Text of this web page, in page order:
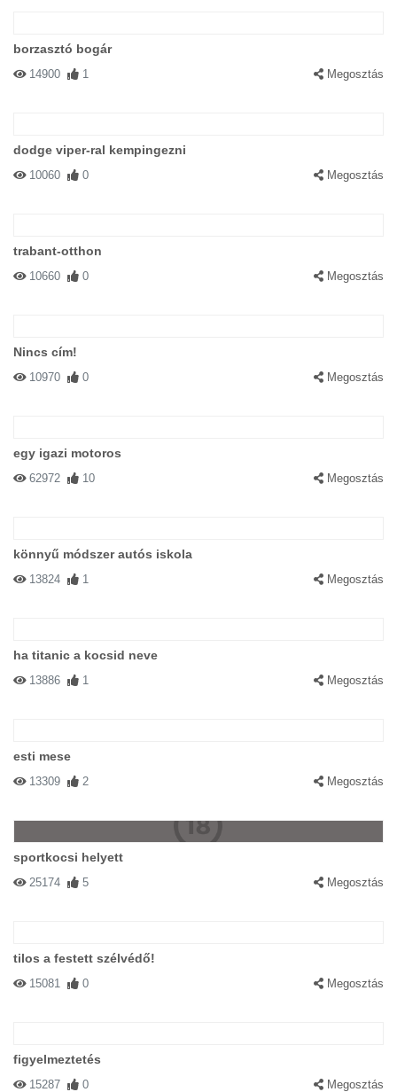
borzasztó bogár
14900 1 Megosztás
dodge viper-ral kempingezni
10060 0 Megosztás
trabant-otthon
10660 0 Megosztás
Nincs cím!
10970 0 Megosztás
egy igazi motoros
62972 10 Megosztás
könnyű módszer autós iskola
13824 1 Megosztás
ha titanic a kocsid neve
13886 1 Megosztás
esti mese
13309 2 Megosztás
sportkocsi helyett
25174 5 Megosztás
tilos a festett szélvédő!
15081 0 Megosztás
figyelmeztetés
15287 0 Megosztás